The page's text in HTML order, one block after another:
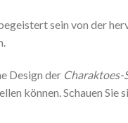
sein von der
Design der Charaktoes-
können. Schauen Sie